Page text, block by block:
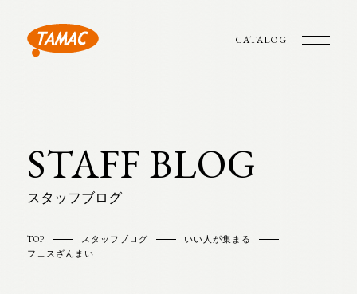
CATALOG
STAFF BLOG
スタッフブログ
TOP スタッフブログ
いい人が集まる
フェスざんまい